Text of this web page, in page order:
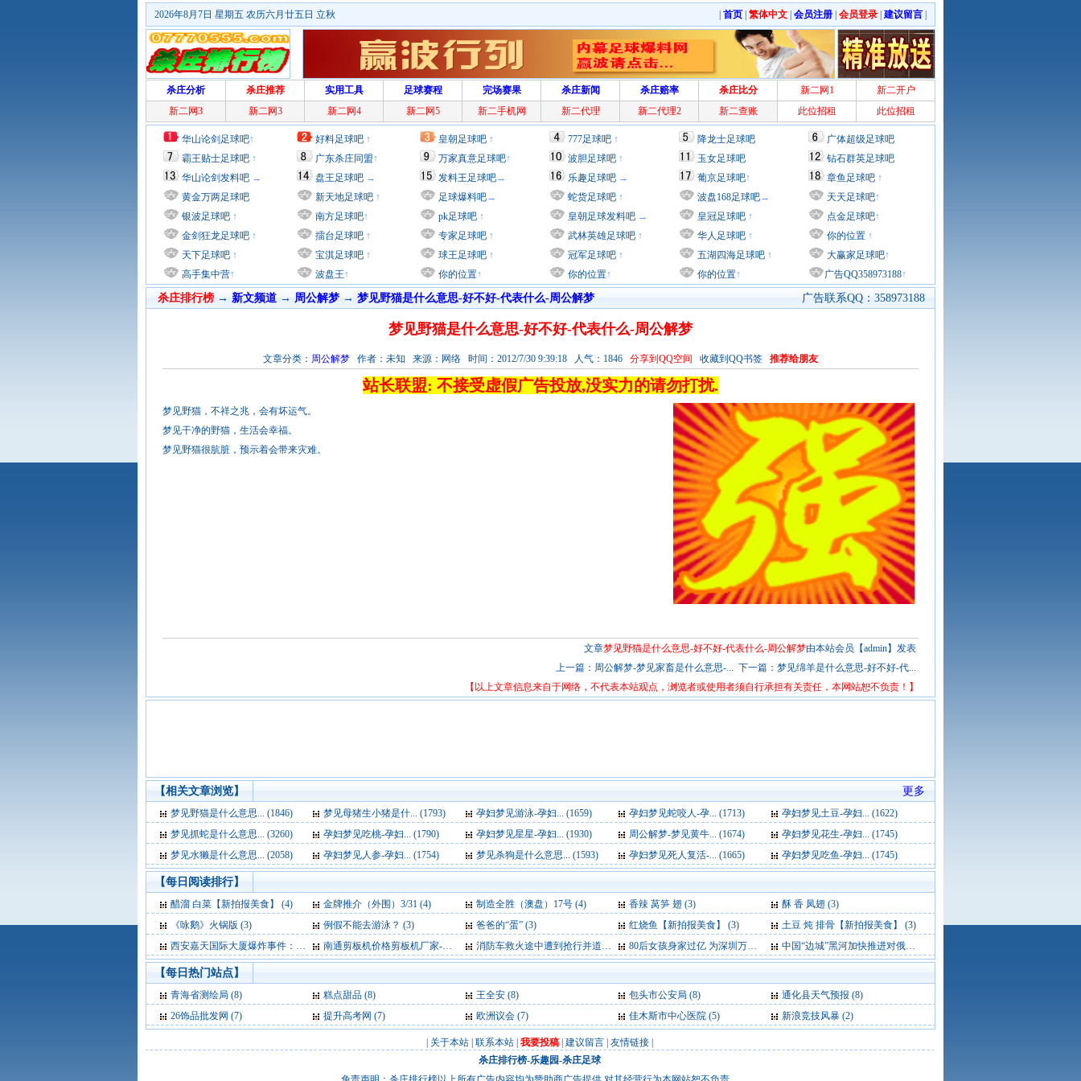
首页 繁体中文 会员注册 会员登录 建议留言
2026年8月7日 星期五 农历六月廿五日 立秋
杀庄分析 杀庄推荐 实用工具 足球赛程 完场赛果 杀庄新闻 杀庄赔率 杀庄比分 新二网1
新二开户
新二网3
新二网3 新二网4 新二网5 新二手机网 新二代理 新二代理2 新二查账 此位招租 此位招租
华山论剑足球吧↑
霸王贴士足球吧 ↑
华山论剑发料吧 →
黄金万两足球吧
银波足球吧 ↑
金剑狂龙足球吧 ↑
天下足球吧 ↑
高手集中营↑
好料足球吧 ↑
广东杀庄同盟↑
盘王足球吧 →
新天地足球吧 ↑
南方足球吧↑
擂台足球吧 ↑
宝淇足球吧 ↑
波盘王↑
皇朝足球吧 ↑
万家真意足球吧↑
发料王足球吧→
足球爆料吧→
pk足球吧 ↑
专家足球吧 ↑
球王足球吧 ↑
你的位置↑
777足球吧 ↑
波胆足球吧 ↑
乐趣足球吧 →
蛇货足球吧 ↑
皇朝足球发料吧 →
武林英雄足球吧 ↑
冠军足球吧 ↑
你的位置↑
降龙士足球吧
玉女足球吧
葡京足球吧↑
波盘168足球吧→
皇冠足球吧 ↑
华人足球吧 ↑
五湖四海足球吧 ↑
你的位置↑
广体超级足球吧
钻石群英足球吧
章鱼足球吧 ↑
天天足球吧↑
点金足球吧↑
你的位置 ↑
大赢家足球吧↑
广告QQ358973188↑
广告联系QQ：358973188
杀庄排行榜 → 新文频道→ 周公解梦 → 梦见野猫是什么意思-好不好-代表什么-周公解梦
梦见野猫是什么意思-好不好-代表什么-周公解梦
文章分类： 周公解梦 作者：未知 来源：网络 时间：2012/7/30 9:39:18 人气：1846 分享到QQ空间 收藏到QQ书签 推荐给朋友
站长联盟: 不接受虚假广告投放,没实力的请勿打扰.
梦见野猫，不祥之兆，会有坏运气。
梦见干净的野猫，生活会幸福。
梦见野猫很肮脏，预示着会带来灾难。
文章梦见野猫是什么意思-好不好-代表什么-周公解梦由本站会员【admin】发表
上一篇： 周公解梦-梦见家畜是什么意思-... 下一篇： 梦见绵羊是什么意思-好不好-代...
【以上文章信息来自于网络，不代表本站观点，浏览者或使用者须自行承担有关责任，本网站恕不负责！】
更多
【相关文章浏览】
梦见野猫是什么意思... (1846) 梦见母猪生小猪是什... (1793) 孕妇梦见游泳-孕妇... (1659) 孕妇梦见蛇咬人-孕... (1713)
孕妇梦见土豆-孕妇... (1622)
梦见抓蛇是什么意思... (3260)
孕妇梦见吃桃-孕妇... (1790) 孕妇梦见星星-孕妇... (1930) 周公解梦-梦见黄牛... (1674)
孕妇梦见花生-孕妇... (1745)
梦见水獭是什么意思... (2058)
孕妇梦见人参-孕妇... (1754) 梦见杀狗是什么意思... (1593) 孕妇梦见死人复活-... (1665) 孕妇梦见吃鱼-孕妇... (1745)
【每日阅读排行】
醋溜 白菜【新拍报美食】 (4) 金牌推介（外围）3/31 (4) 制造全胜（澳盘）17号 (4) 香辣 莴笋 翅 (3)
酥 香 凤翅 (3)
《咏鹅》火锅版 (3)
例假不能去游泳？ (3) 爸爸的“蛋” (3) 红烧鱼【新拍报美食】 (3)
土豆 炖 排骨【新拍报美食】 (3)
西安嘉天国际大厦爆炸事件：基本确定为液化气爆炸 (3)
南通剪板机价格剪板机厂家-卷板机厂家 (3) 消防车救火途中遭到抢行并道 网友大呼“震惊” (3) 80后女孩身家过亿 为深圳万润科技“三当家” (3) 中国“边城”黑河加快推进对俄农业合作 (3)
【每日热门站点】
青海省测绘局 (8) 糕点甜品 (8) 王全安 (8) 包头市公安局 (8) 通化县天气预报 (8)
26饰品批发网 (7) 提升高考网 (7) 欧洲议会 (7) 佳木斯市中心医院 (5) 新浪竞技风暴 (2)
关于本站 联系本站 我要投稿 建议留言 友情链接
杀庄排行榜-乐趣园-杀庄足球